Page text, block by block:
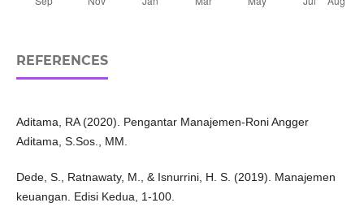
REFERENCES
Aditama, RA (2020). Pengantar Manajemen-Roni Angger
Aditama, S.Sos., MM.
Dede, S., Ratnawaty, M., & Isnurrini, H. S. (2019). Manajemen
keuangan. Edisi Kedua, 1-100.